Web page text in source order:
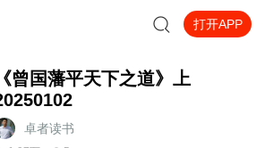
打开APP
《曾国藩平天下之道》上
卓者读书